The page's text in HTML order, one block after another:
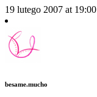
19 lutego 2007 at 19:00
besame.mucho